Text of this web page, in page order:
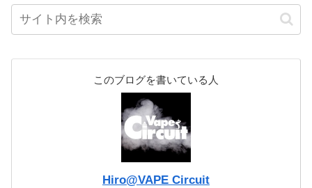
このブログを書いている人
Hiro@VAPE Circuit